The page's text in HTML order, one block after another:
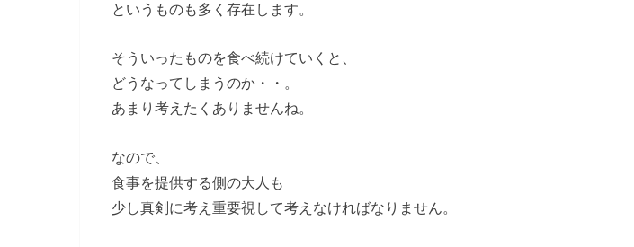
というものも多く存在します。
そういったものを食べ続けていくと、
どうなってしまうのか・・。
あまり考えたくありませんね。
なので、
食事を提供する側の大人も
少し真剣に考え重要視して考えなければなりません。